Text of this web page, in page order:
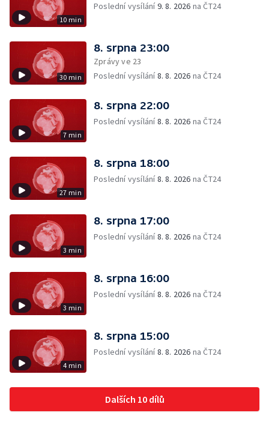
10 min
Poslední vysílání9. 8. 2026 na ČT24
30 min
8. srpna 23:00
Zprávy ve 23
Poslední vysílání8. 8. 2026 na ČT24
7 min
8. srpna 22:00
Poslední vysílání8. 8. 2026 na ČT24
27 min
8. srpna 18:00
Poslední vysílání8. 8. 2026 na ČT24
3 min
8. srpna 17:00
Poslední vysílání8. 8. 2026 na ČT24
3 min
8. srpna 16:00
Poslední vysílání8. 8. 2026 na ČT24
4 min
8. srpna 15:00
Poslední vysílání8. 8. 2026 na ČT24
Dalších 10 dílů